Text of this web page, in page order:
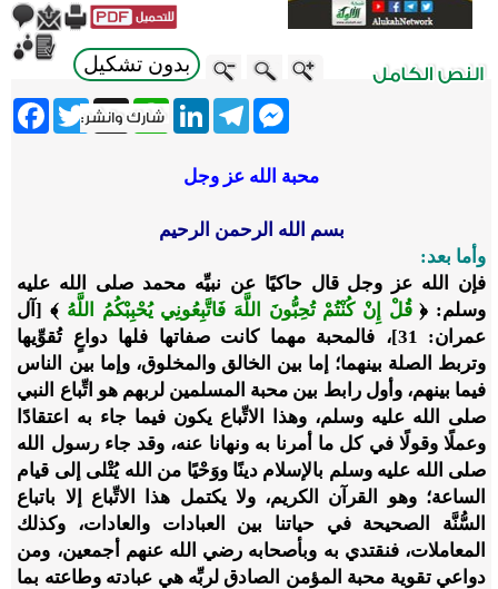
بدون تشكيل
Twitter X
WhatsApp
LinkedInTelegram
Messenger
محبة الله عز وجل
بسم الله الرحمن الرحيم
وأما بعد:
فإن الله عز وجل قال حاكيًا عن نبيِّه محمد صلى الله عليه
وسلم: ﴿قُلْ إِنْ كُنْتُمْ تُحِبُّونَ اللَّهَ فَاتَّبِعُونِي يُحْبِبْكُمُ اللَّهُ ﴾ [آل
عمران: 31]، فالمحبة مهما كانت صفاتها فلها دواعٍ تُقوِّيها
وتربط الصلة بينهما؛ إما بين الخالق والمخلوق، وإما بين الناس
فيما بينهم، وأول رابط بين محبة المسلمين لربهم هو اتِّباع النبي
صلى الله عليه وسلم، وهذا الاتِّباع يكون فيما جاء به اعتقادًا
وعملًا وقولًا في كل ما أمرنا به ونهانا عنه، وقد جاء رسول الله
صلى الله عليه وسلم بالإسلام دينًا ووَحْيًا من الله يُتْلى إلى قيام
الساعة؛ وهو القرآن الكريم، ولا يكتمل هذا الاتِّباع إلا باتباع
السُّنَّة الصحيحة في حياتنا بين العبادات والعادات، وكذلك
المعاملات، فنقتدي به وبأصحابه رضي الله عنهم أجمعين، ومن
دواعي تقوية محبة المؤمن الصادق لربِّه هي عبادته وطاعته بما